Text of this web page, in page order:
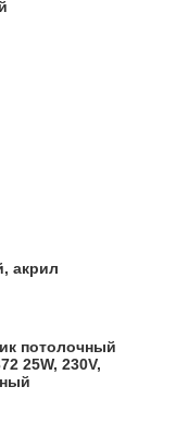
акрил
потолочный
25W, 230V,